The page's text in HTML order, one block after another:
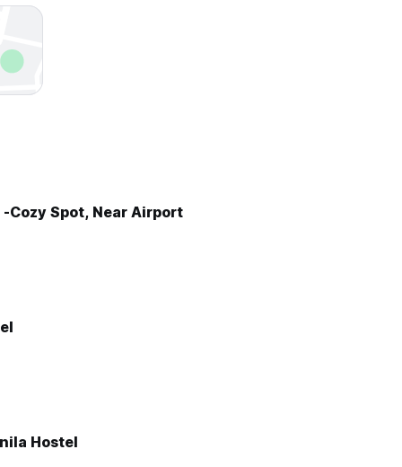
-Cozy Spot, Near Airport
Hostel